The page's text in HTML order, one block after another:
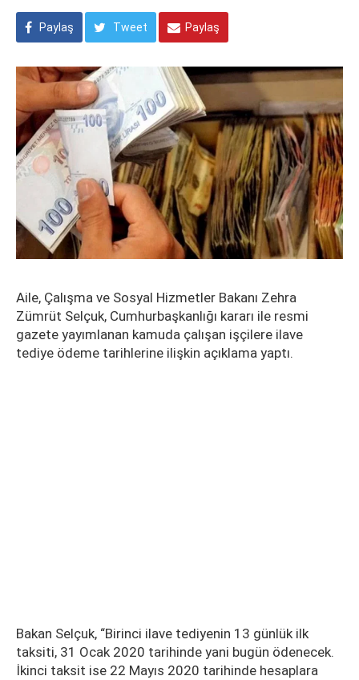
Paylaş Tweet Paylaş
Aile, Çalışma ve Sosyal Hizmetler Bakanı Zehra
Zümrüt Selçuk, Cumhurbaşkanlığı kararı ile resmi
gazete yayımlanan kamuda çalışan işçilere ilave
tediye ödeme tarihlerine ilişkin açıklama yaptı.
Bakan Selçuk, “Birinci ilave tediyenin 13 günlük ilk
taksiti, 31 Ocak 2020 tarihinde yani bugün ödenecek.
İkinci taksit ise 22 Mayıs 2020 tarihinde hesaplara